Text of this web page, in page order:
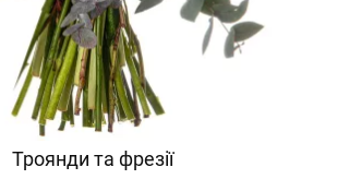
Троянди та фрезії